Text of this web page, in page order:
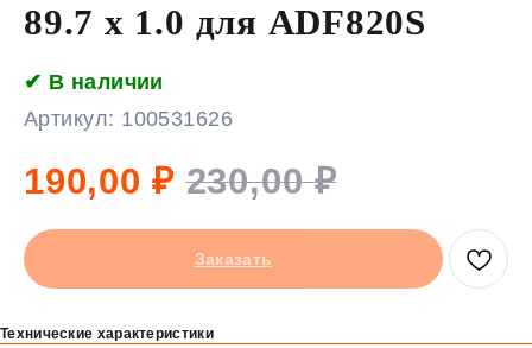
89.7 x 1.0 для ADF820S
✔ В наличии
Артикул: 100531626
190,00 ₽ 230,00 ₽
Заказать
Технические характеристики